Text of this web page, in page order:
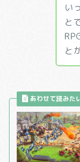
い
と
と